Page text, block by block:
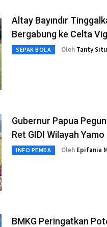
Altay Bayındır
Bergabung ke Celta
SEPAK BOLA Oleh Tanty
Gubernur Papua
Ret GIDI Wilayah
INFO PEMDA Oleh Epifania
BMKG Peringatkan